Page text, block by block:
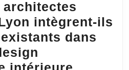
architectes
intègrent-ils
dans